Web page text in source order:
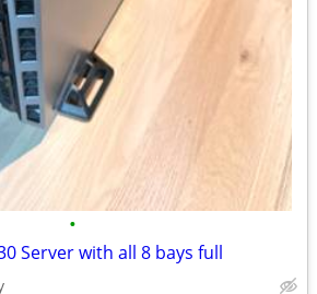
•
Server with all 8 bays full